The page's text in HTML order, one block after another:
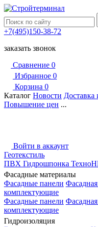
+7(495)150-38-72
заказать звонок
Сравнение 0
Избранное 0
Корзина 0
Каталог Новости Доставка
Повышение цен ...
Войти в аккаунт
Геотекстиль
ПВХ Гидрошпонка
Фасадные материалы
Фасадные панели
комплектующие
Фасадные панели
комплектующие
Гидроизоляция